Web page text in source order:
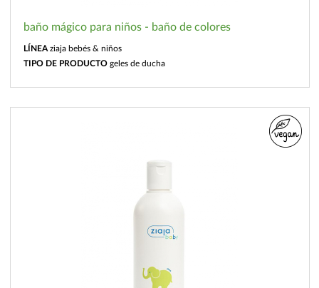
baño mágico para niños - baño de colores
LÍNEA ziaja bebés & niños
TIPO DE PRODUCTO geles de ducha